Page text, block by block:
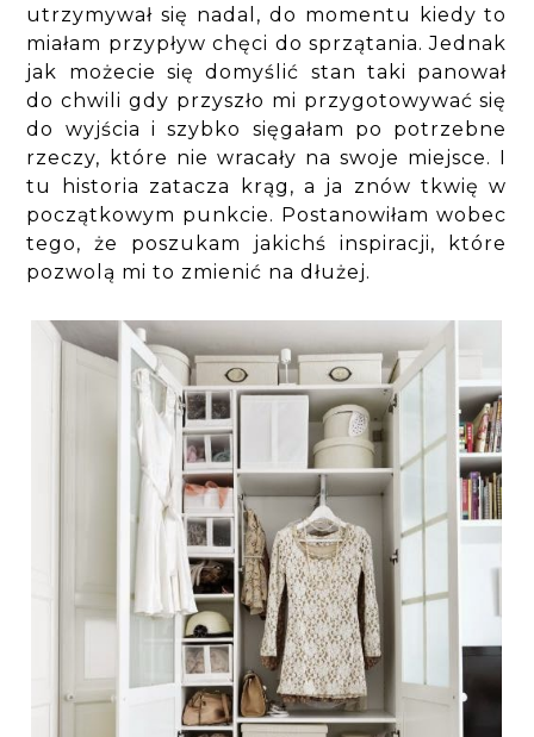
utrzymywał się nadal, do momentu kiedy to
miałam przypływ chęci do sprzątania. Jednak
jak możecie się domyślić stan taki panował
do chwili gdy przyszło mi przygotowywać się
do wyjścia i szybko sięgałam po potrzebne
rzeczy, które nie wracały na swoje miejsce. I
tu historia zatacza krąg, a ja znów tkwię w
początkowym punkcie. Postanowiłam wobec
tego, że poszukam jakichś inspiracji, które
pozwolą mi to zmienić na dłużej.